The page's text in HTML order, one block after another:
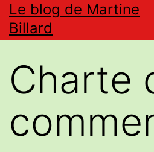
Aller
au
Le blog de Martine
Billard
Charte